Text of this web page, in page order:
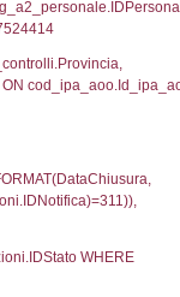
2,
WHERE
=